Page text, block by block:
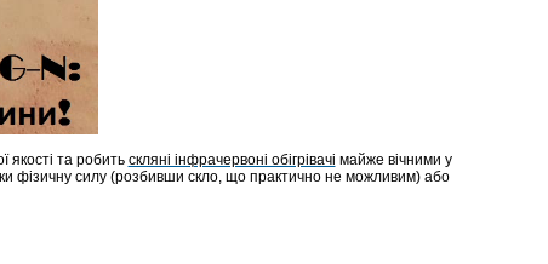
якості та робить скляні інфрачервоні обігрівачі майже вічними у
фізичну силу (розбивши скло, що практично не можливим) або